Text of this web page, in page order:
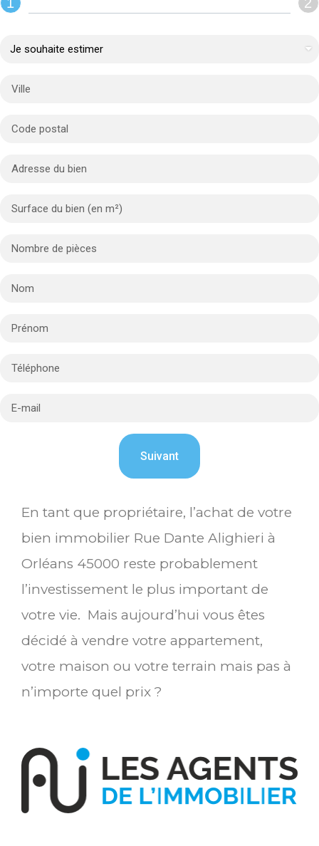
REMPLIR LE FORMULAIRE :
En tant que propriétaire, l’achat de votre
bien immobilier Rue Dante Alighieri à
Orléans 45000 reste probablement
l’investissement le plus important de
votre vie. Mais aujourd’hui vous êtes
décidé à vendre votre appartement,
votre maison ou votre terrain mais pas à
n’importe quel prix ?